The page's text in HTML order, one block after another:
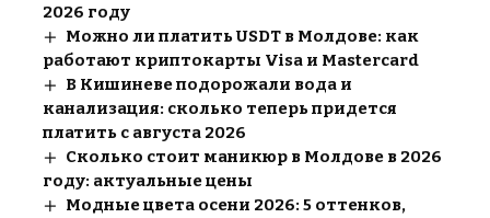
2026 году
Можно ли платить USDT в Молдове: как
работают криптокарты Visa и Mastercard
В Кишиневе подорожали вода и
канализация: сколько теперь придется
платить с августа 2026
Сколько стоит маникюр в Молдове в 2026
году: актуальные цены
Модные цвета осени 2026: 5 оттенков,